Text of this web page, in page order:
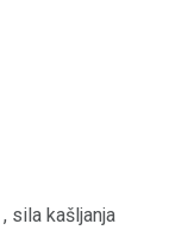
, sila kašljanja